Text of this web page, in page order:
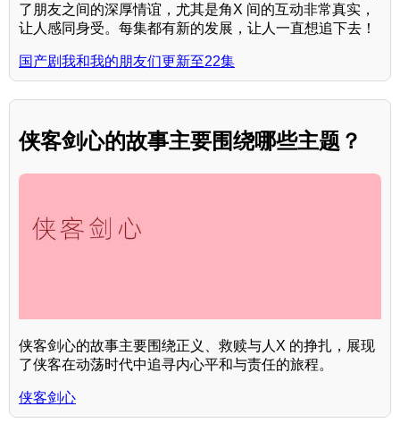
了朋友之间的深厚情谊，尤其是角X 间的互动非常真实，
让人感同身受。每集都有新的发展，让人一直想追下去！
国产剧我和我的朋友们更新至22集
侠客剑心的故事主要围绕哪些主题？
侠客剑心的故事主要围绕正义、救赎与人X 的挣扎，展现
了侠客在动荡时代中追寻内心平和与责任的旅程。
侠客剑心